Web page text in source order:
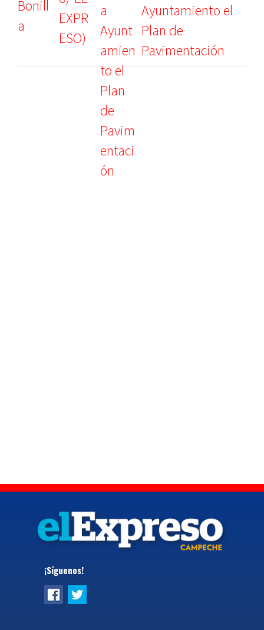
Ayuntamiento el
Plan de
Pavimentación
¡Síguenos!